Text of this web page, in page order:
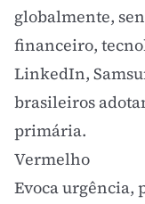
globalmente,
financeiro,
LinkedIn,
brasileiros
primária.
Vermelho
Evoca urgência,